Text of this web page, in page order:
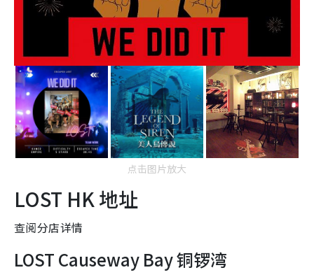
点击图片放大
LOST HK地址
查阅分店详情
LOST Causeway Bay 铜锣湾